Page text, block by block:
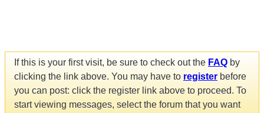
If this is your first visit, be sure to check out the FAQ by
clicking the link above. You may have to register before
you can post: click the register link above to proceed. To
start viewing messages, select the forum that you want